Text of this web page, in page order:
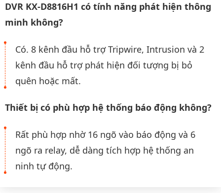
DVR KX-D8816H1 có tính năng phát hiện thông
minh không?
Có. 8 kênh đầu hỗ trợ Tripwire, Intrusion và 2
kênh đầu hỗ trợ phát hiện đối tượng bị bỏ
quên hoặc mất.
Thiết bị có phù hợp hệ thống báo động không?
Rất phù hợp nhờ 16 ngõ vào báo động và 6
ngõ ra relay, dễ dàng tích hợp hệ thống an
ninh tự động.